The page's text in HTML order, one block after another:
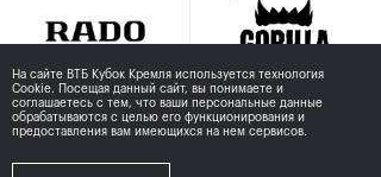
На сайте ВТБ Кубок Кремля используется технология
Cookie. Посещая данный сайт, вы понимаете и
соглашаетесь с тем, что ваши персональные данные
обрабатываются с целью его функционирования и
предоставления вам имеющихся на нем сервисов.